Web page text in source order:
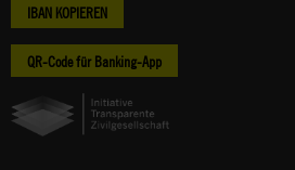
IBAN KOPIEREN
QR-Code für Banking-App